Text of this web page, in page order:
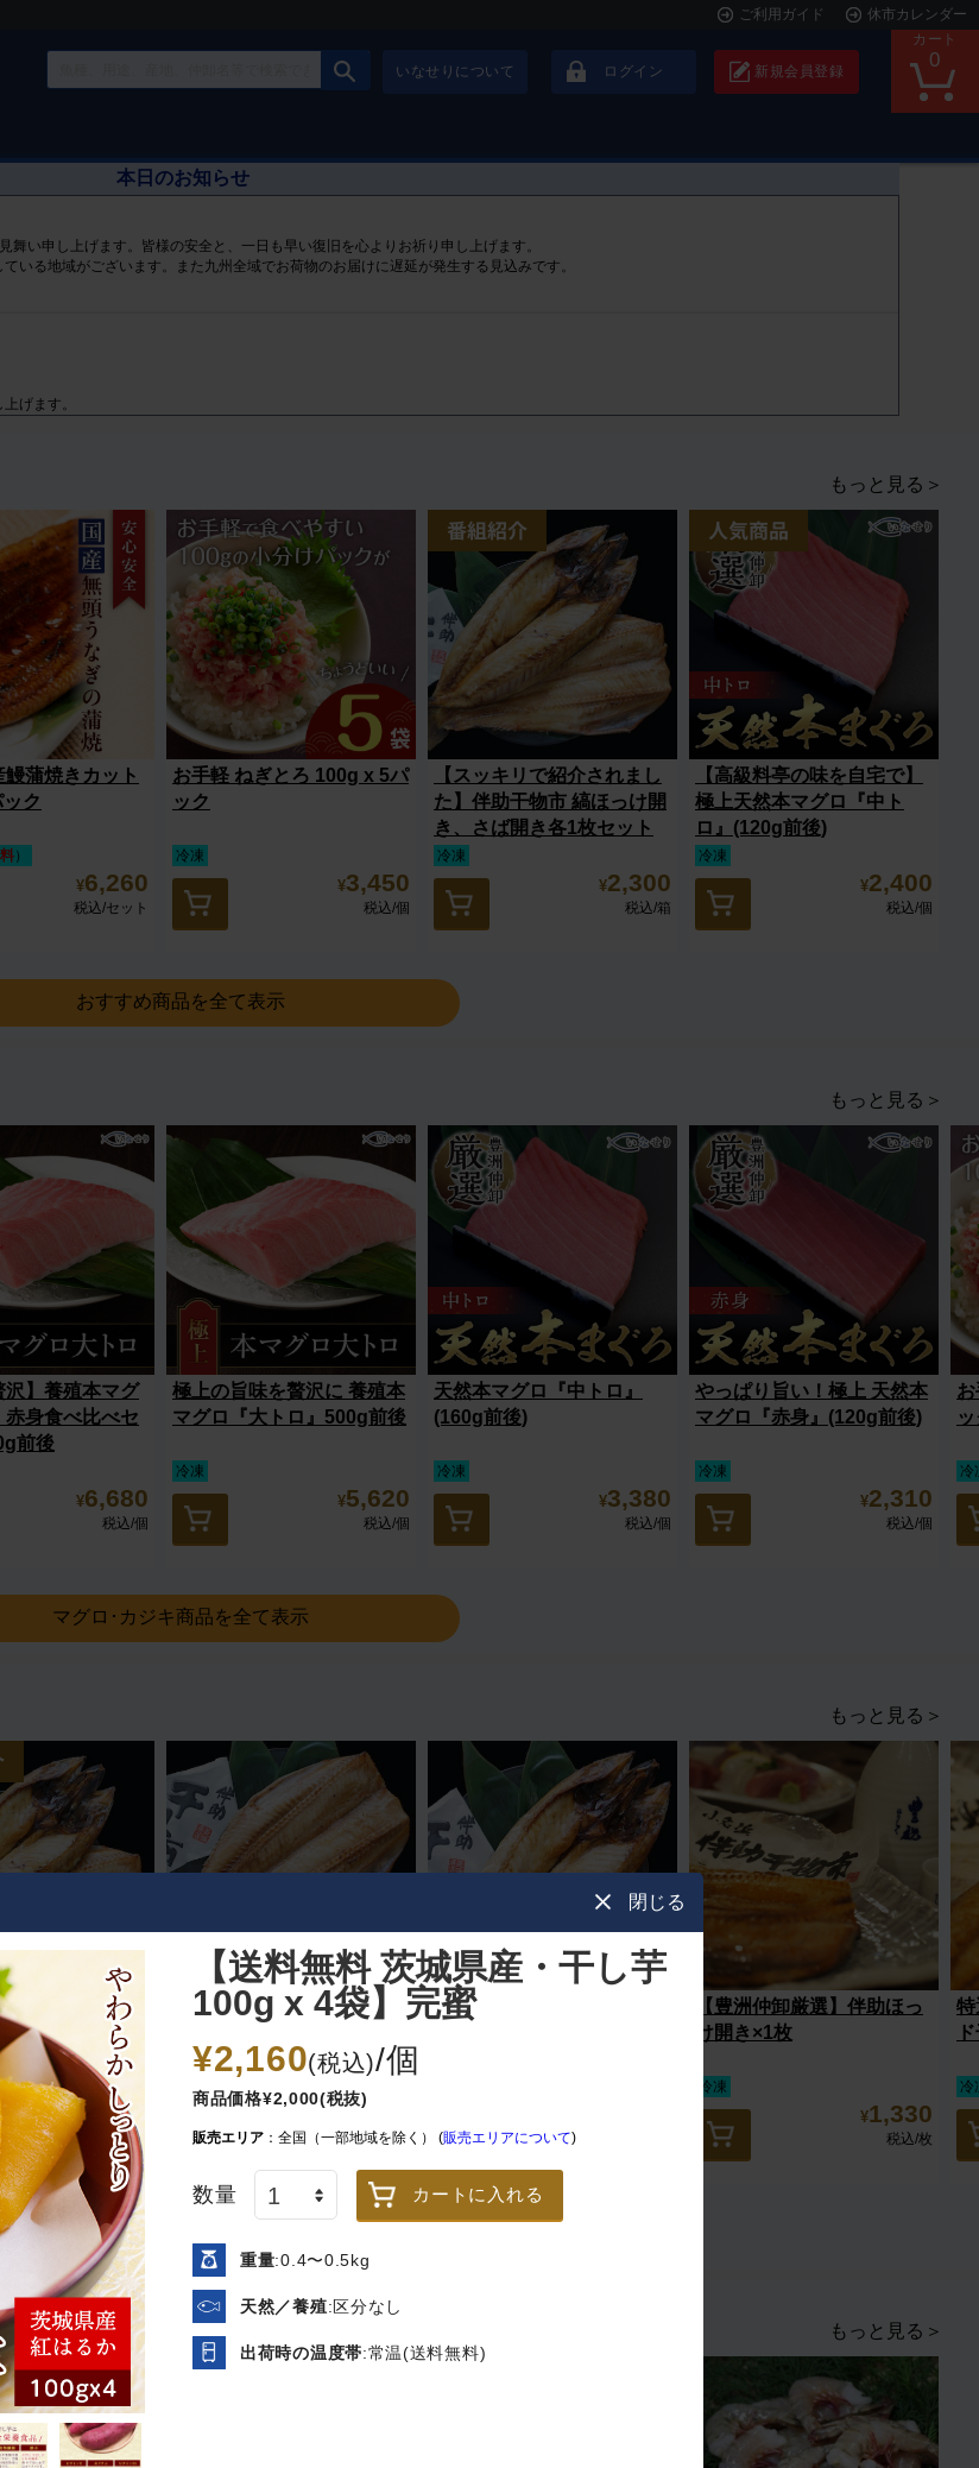
休市カレンダー
ご利用ガイド
カート
0
新規会員登録
ログイン
いなせりについて
本日のお知らせ
い申し上げます。皆様の安全と、一日も早い復旧を心よりお祈り申し上げます。
る地域がございます。また九州全域でお荷物のお届けに遅延が発生する見込みです。
げます。
もっと見る＞
鰻蒲焼きカット
ク
）
¥6,260
税込/セット
お手軽 ねぎとろ 100g x 5パ
ック
冷凍
¥3,450
税込/個
【スッキリで紹介されまし
た】伴助干物市 縞ほっけ開
き、さば開き各1枚セット
冷凍
¥2,300
税込/箱
【高級料亭の味を自宅で】
極上天然本マグロ『中ト
ロ』(120g前後)
冷凍
¥2,400
税込/個
おすすめ商品を全て表示
もっと見る＞
沢】養殖本マグ
赤身食べ比べセ
前後
¥6,680
税込/個
極上の旨味を贅沢に 養殖本
マグロ『大トロ』500g前後
冷凍
¥5,620
税込/個
天然本マグロ『中トロ』
(160g前後)
冷凍
¥3,380
税込/個
やっぱり旨い！極上 天然本
マグロ『赤身』(120g前後)
冷凍
¥2,310
税込/個
冷
マグロ･カジキ商品を全て表示
もっと見る＞
紹介されまし
市 縞ほっけ開
き各1枚セット
¥2,300
税込/箱
【スッキリで紹介されまし
き 3枚セット
冷凍
3,560
税込/箱
【スッキリで紹介されまし
【豊洲仲卸厳選】伴助ほっ
け開き×1枚
冷凍
¥1,330
税込/枚
特
冷
干物商品を全て表示
もっと見る＞
閉じる
【送料無料 茨城県産・干し芋
100g x 4袋】完蜜
¥2,160(税込)/個
商品価格¥2,000(税抜)
販売エリア ：全国（一部地域を除く） (販売エリアについて)
数量 カートに入れる
重量:0.4〜0.5kg
天然／養殖:区分なし
出荷時の温度帯:常温(送料無料)